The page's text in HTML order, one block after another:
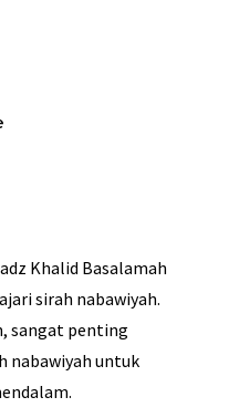
Khalid Basalamah
sirah nabawiyah.
sangat penting
nabawiyah untuk